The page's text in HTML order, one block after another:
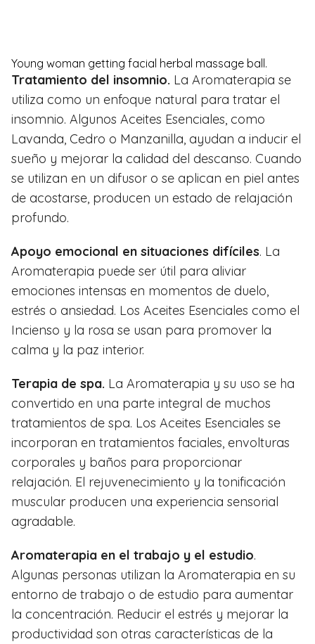
Young woman getting facial herbal massage ball.
Tratamiento del insomnio. La Aromaterapia se
utiliza como un enfoque natural para tratar el
insomnio. Algunos Aceites Esenciales, como
Lavanda, Cedro o Manzanilla, ayudan a inducir el
sueño y mejorar la calidad del descanso. Cuando
se utilizan en un difusor o se aplican en piel antes
de acostarse, producen un estado de relajación
profundo.
Apoyo emocional en situaciones difíciles. La
Aromaterapia puede ser útil para aliviar
emociones intensas en momentos de duelo,
estrés o ansiedad. Los Aceites Esenciales como el
Incienso y la rosa se usan para promover la
calma y la paz interior.
Terapia de spa. La Aromaterapia y su uso se ha
convertido en una parte integral de muchos
tratamientos de spa. Los Aceites Esenciales se
incorporan en tratamientos faciales, envolturas
corporales y baños para proporcionar
relajación. El rejuvenecimiento y la tonificación
muscular producen una experiencia sensorial
agradable.
Aromaterapia en el trabajo y el estudio.
Algunas personas utilizan la Aromaterapia en su
entorno de trabajo o de estudio para aumentar
la concentración. Reducir el estrés y mejorar la
productividad son otras características de la